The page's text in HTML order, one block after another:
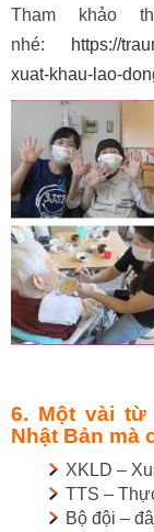
Tham khảo
nhé:
https://
xuat-khau-lao-
6. Một vài từ
Nhật Bản mà
XKLD –
TTS –
Bộ đội –